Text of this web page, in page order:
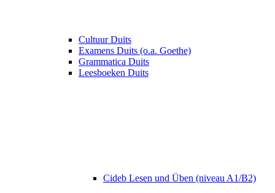
Cultuur Duits
Examens Duits (o.a. Goethe)
Grammatica Duits
Leesboeken Duits
Cideb Lesen und Üben (niveau A1/B2)